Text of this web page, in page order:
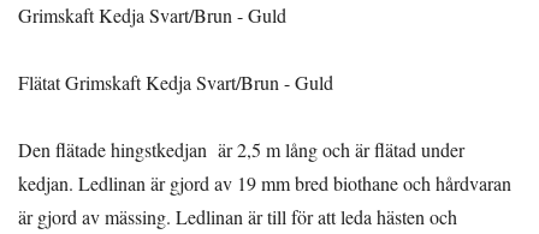
Grimskaft Kedja Svart/Brun - Guld
Flätat Grimskaft Kedja Svart/Brun - Guld
Den flätade hingstkedjan är 2,5 m lång och är flätad under
kedjan. Ledlinan är gjord av 19 mm bred biothane och hårdvaran
är gjord av mässing. Ledlinan är till för att leda hästen och